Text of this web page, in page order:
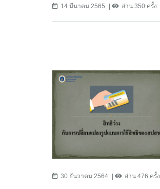
14 มีนาคม 2565 อ่าน 350 ครั้ง
30 ธันวาคม 2564 อ่าน 476 ครั้ง